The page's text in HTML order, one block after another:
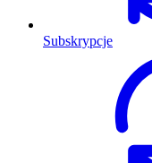
Subskrypcje